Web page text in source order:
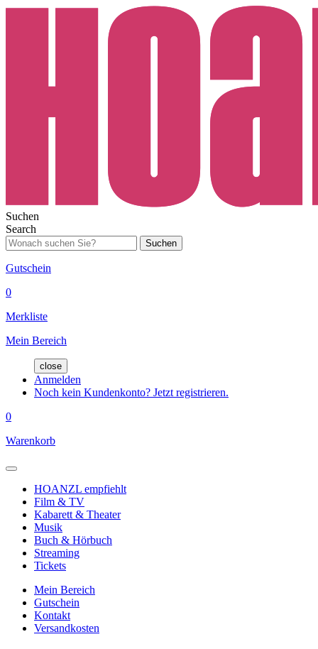
Suchen
Search
Suchen
Gutschein
0
Merkliste
Mein Bereich
close
Anmelden
Noch kein Kundenkonto? Jetzt registrieren.
0
Warenkorb
HOANZL empfiehlt
Film & TV
Kabarett & Theater
Musik
Buch & Hörbuch
Streaming
Tickets
Mein Bereich
Gutschein
Kontakt
Versandkosten